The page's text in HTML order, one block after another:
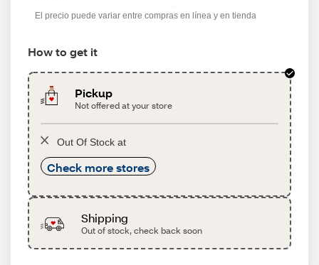
El precio puede variar entre compras en línea y en tienda
How to get it
Pickup
Not offered at your store
Out Of Stock at
Check more stores
Shipping
Out of stock, check back soon